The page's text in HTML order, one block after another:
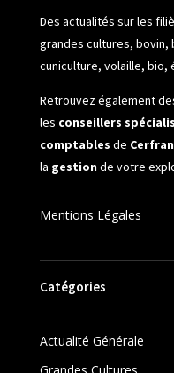
Des actualités sur les
grandes cultures, bovin,
cuniculture, volaille,
Retrouvez également
les conseillers
comptables de
la gestionde votre
Mentions Légales
Catégories
Actualité Générale